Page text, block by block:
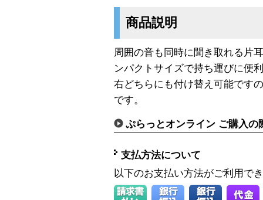
商品説明
周囲の音も同時に聞き取れる片
ンパクトサイズで持ち運びに便
右どちらにも付け替え可能です
です。
ぷらっとオンライン ご購入の
支払方法について
以下のお支払い方法がご利用で